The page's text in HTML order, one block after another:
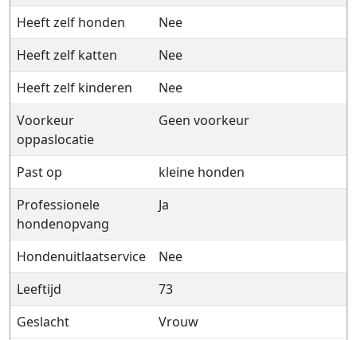
Heeft zelf honden
Nee
Heeft zelf katten
Nee
Heeft zelf kinderen
Nee
Voorkeur
oppaslocatie
Geen voorkeur
Past op
kleine honden
Professionele
hondenopvang
Ja
Hondenuitlaatservice
Nee
Leeftijd
73
Geslacht
Vrouw